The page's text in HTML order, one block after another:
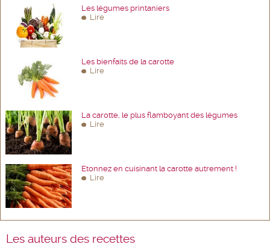
Les légumes printaniers
Lire
Les bienfaits de la carotte
Lire
La carotte, le plus flamboyant des légumes
Lire
Etonnez en cuisinant la carotte autrement !
Lire
Les auteurs des recettes